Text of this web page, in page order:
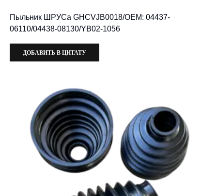
Пыльник ШРУСа GHCVJB0018/OEM: 04437-
06110/04438-08130/YB02-1056
ДОБАВИТЬ В ЦИТАТУ